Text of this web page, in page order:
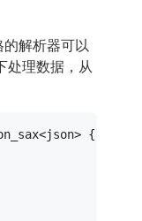
解析器可以
处理数据，从